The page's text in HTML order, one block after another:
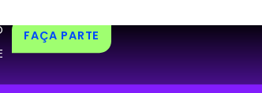
FAÇA PARTE